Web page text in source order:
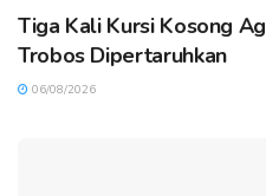
Tiga Kali Kursi Kosong
Trobos Dipertaruhkan
06/08/2026